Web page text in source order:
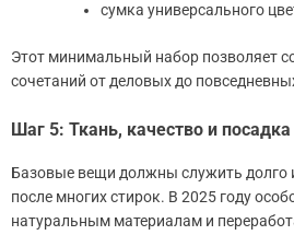
сумка универсального
Этот минимальный набор позволяет
сочетаний от деловых до
Шаг 5: Ткань, качество и посадка
Базовые вещи должны служить долго
после многих стирок. В 2025 году
натуральным материалам и